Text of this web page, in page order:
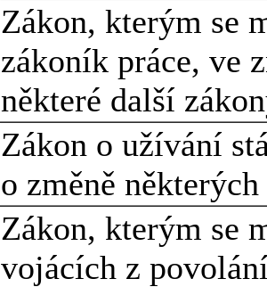
Zákon, kterým se
zákoník práce, ve
některé další
Zákon o užívání
o změně
Zákon, kterým se
vojácích z